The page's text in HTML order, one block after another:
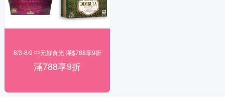
8/3-8/9 中元好食光 滿$788享9折
滿788享9折